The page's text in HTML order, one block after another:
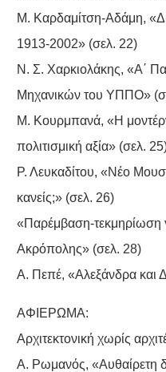
Μ. Καρδαμίτση-Αδάμη,
1913-2002» (σελ. 22)
Ν. Σ. Χαρκιολάκης, «Α΄
Μηχανικών του ΥΠΠΟ»
Μ. Κουρμπανά, «Η
πολιτισμική αξία» (σελ.
Ρ. Λευκαδίτου, «Νέο
κανείς;» (σελ. 26)
«Παρέμβαση-τεκμηρίωση
Ακρόπoλης» (σελ. 28)
Α. Πεπέ, «Αλεξάνδρα και
ΑΦΙΕΡΩΜΑ:
Αρχιτεκτονική χωρίς
Α. Ρωμανός, «Αυθαίρετη